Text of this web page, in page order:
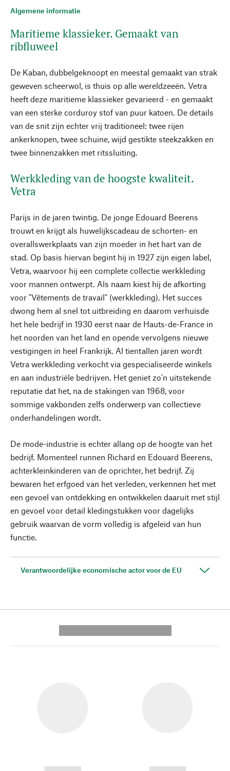
Algemene informatie
Maritieme klassieker. Gemaakt van
ribfluweel
De Kaban, dubbelgeknoopt en meestal gemaakt van strak
geweven scheerwol, is thuis op alle wereldzeeën. Vetra
heeft deze maritieme klassieker gevarieerd - en gemaakt
van een sterke corduroy stof van puur katoen. De details
van de snit zijn echter vrij traditioneel: twee rijen
ankerknopen, twee schuine, wijd gestikte steekzakken en
twee binnenzakken met ritssluiting.
Werkkleding van de hoogste kwaliteit.
Vetra
Parijs in de jaren twintig. De jonge Edouard Beerens
trouwt en krijgt als huwelijkscadeau de schorten- en
overallswerkplaats van zijn moeder in het hart van de
stad. Op basis hiervan begint hij in 1927 zijn eigen label,
Vetra, waarvoor hij een complete collectie werkkleding
voor mannen ontwerpt. Als naam kiest hij de afkorting
voor "Vêtements de travail" (werkkleding). Het succes
dwong hem al snel tot uitbreiding en daarom verhuisde
het hele bedrijf in 1930 eerst naar de Hauts-de-France in
het noorden van het land en opende vervolgens nieuwe
vestigingen in heel Frankrijk. Al tientallen jaren wordt
Vetra werkkleding verkocht via gespecialiseerde winkels
en aan industriële bedrijven. Het geniet zo'n uitstekende
reputatie dat het, na de stakingen van 1968, voor
sommige vakbonden zelfs onderwerp van collectieve
onderhandelingen wordt.
De mode-industrie is echter allang op de hoogte van het
bedrijf. Momenteel runnen Richard en Edouard Beerens,
achterkleinkinderen van de oprichter, het bedrijf. Zij
bewaren het erfgoed van het verleden, verkennen het met
een gevoel van ontdekking en ontwikkelen daaruit met stijl
en gevoel voor detail kledingstukken voor dagelijks
gebruik waarvan de vorm volledig is afgeleid van hun
functie.
Verantwoordelijke economische actor voor de EU